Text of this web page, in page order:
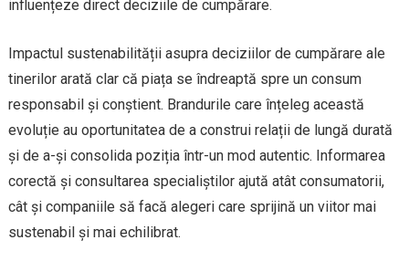
influențeze direct deciziile de cumpărare.
Impactul sustenabilității asupra deciziilor de cumpărare ale
tinerilor arată clar că piața se îndreaptă spre un consum
responsabil și conștient. Brandurile care înțeleg această
evoluție au oportunitatea de a construi relații de lungă durată
și de a-și consolida poziția într-un mod autentic. Informarea
corectă și consultarea specialiștilor ajută atât consumatorii,
cât și companiile să facă alegeri care sprijină un viitor mai
sustenabil și mai echilibrat.